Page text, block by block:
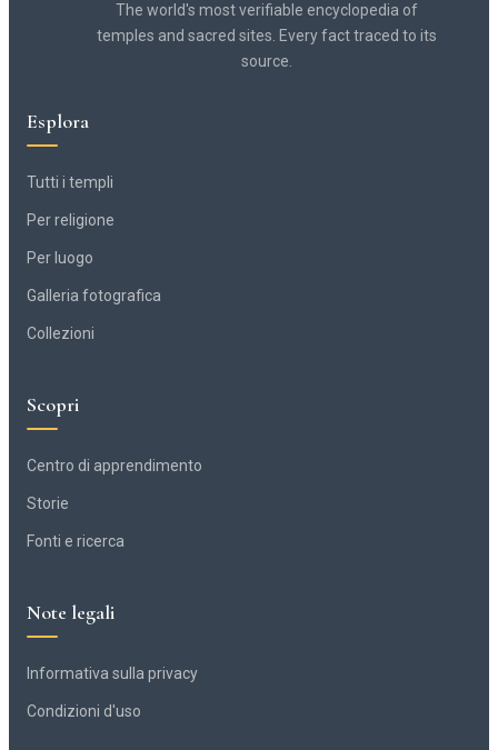
The world's most verifiable encyclopedia of
temples and sacred sites. Every fact traced to its
source.
Esplora
Tutti i templi
Per religione
Per luogo
Galleria fotografica
Collezioni
Scopri
Centro di apprendimento
Storie
Fonti e ricerca
Note legali
Informativa sulla privacy
Condizioni d'uso